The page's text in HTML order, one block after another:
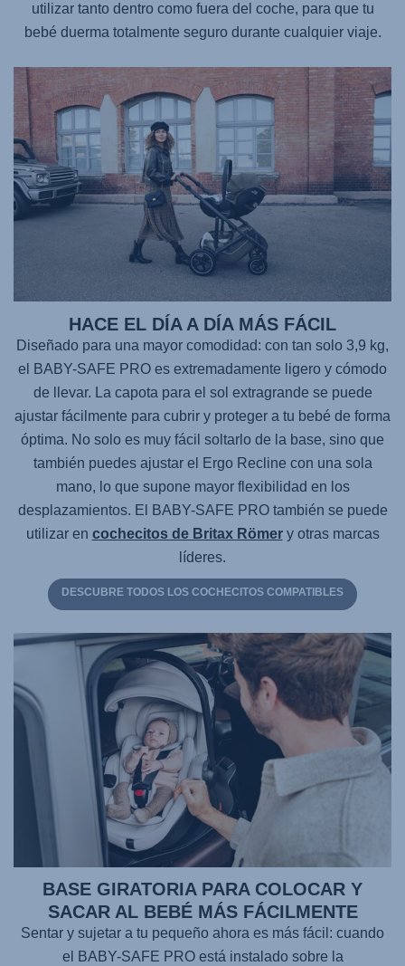
utilizar tanto dentro como fuera del coche, para que tu
bebé duerma totalmente seguro durante cualquier viaje.
HACE EL DÍA A DÍA MÁS FÁCIL
Diseñado para una mayor comodidad: con tan solo 3,9 kg,
el BABY-SAFE PRO es extremadamente ligero y cómodo
de llevar. La capota para el sol extragrande se puede
ajustar fácilmente para cubrir y proteger a tu bebé de forma
óptima. No solo es muy fácil soltarlo de la base, sino que
también puedes ajustar el Ergo Recline con una sola
mano, lo que supone mayor flexibilidad en los
desplazamientos. El BABY-SAFE PROtambién se puede
utilizar en cochecitos de Britax Römery otras marcas
líderes.
DESCUBRE TODOS LOS COCHECITOS COMPATIBLES
BASE GIRATORIA PARA COLOCAR Y
SACAR AL BEBÉ MÁS FÁCILMENTE
Sentar y sujetar a tu pequeño ahora es más fácil: cuando
el
BABY-SAFE PROestá instalado sobre la